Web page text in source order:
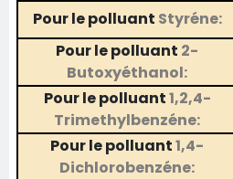
Pour le polluant Styréne:
Pour le polluant 2-
Butoxyéthanol:
Pour le polluant1,2,4-
Trimethylbenzéne:
Pour le polluant1,4-
Dichlorobenzéne: